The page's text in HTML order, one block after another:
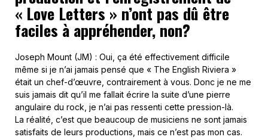
« Love Letters » n’ont pas dû être
faciles à appréhender, non?
Joseph Mount (JM) : Oui, ça été effectivement difficile
même si je n’ai jamais pensé que « The English Riviera »
était un chef-d’œuvre, contrairement à vous. Donc je ne me
suis jamais dit qu’il me fallait écrire la suite d’une pierre
angulaire du rock, je n’ai pas ressenti cette pression-là.
La réalité, c’est que beaucoup de musiciens ne sont jamais
satisfaits de leurs productions, mais ce n’est pas mon cas.